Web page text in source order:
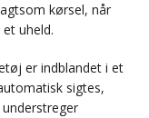
kørsel, når
uheld.
er indblandet i et
sigtes,